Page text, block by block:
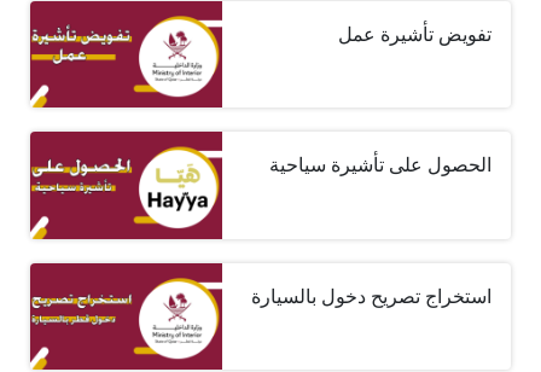
تفويض تأشيرة عمل
الحصول على تأشيرة سياحية
استخراج تصريح دخول بالسيارة